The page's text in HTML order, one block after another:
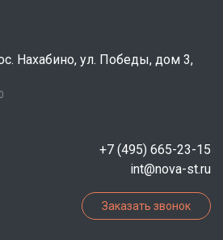
Нахабино, ул. Победы, дом 3,
+7 (495) 665-23-15
int@nova-st.ru
Заказать звонок